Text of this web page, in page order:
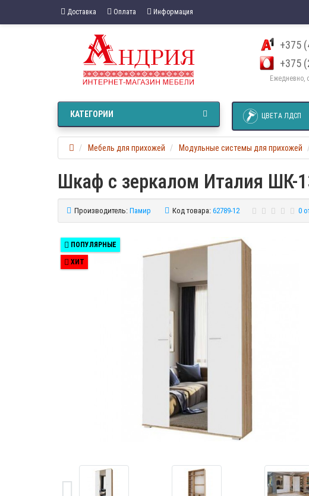
Доставка Оплата Информация
+375
+375
Ежедневно,
ЦВЕТА ЛДСП
КАТЕГОРИИ
Мебель для прихожей Модульные системы для прихожей
Шкаф с зеркалом Италия ШК-
Производитель: Памир Код товара: 62789-12 0
ПОПУЛЯРНЫЕ
ХИТ